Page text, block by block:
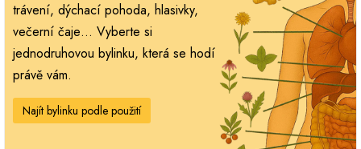
trávení, dýchací pohoda, hlasivky,
večerní čaje… Vyberte si
jednodruhovou bylinku, která se hodí
právě vám.
Najít bylinku podle použití